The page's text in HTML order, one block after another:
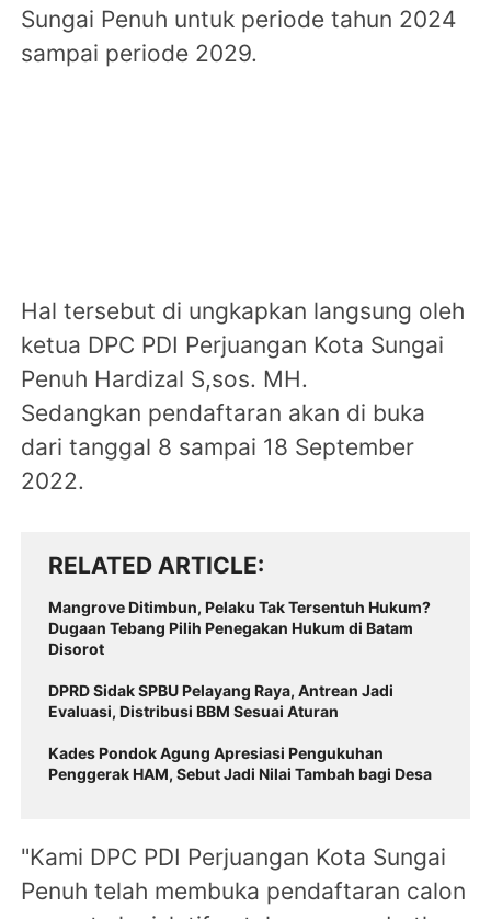
Sungai Penuh untuk periode tahun 2024
sampai periode 2029.
Hal tersebut di ungkapkan langsung oleh
ketua DPC PDI Perjuangan Kota Sungai
Penuh Hardizal S,sos. MH.
Sedangkan pendaftaran akan di buka
dari tanggal 8 sampai 18 September
2022.
RELATED ARTICLE
Mangrove Ditimbun, Pelaku Tak Tersentuh Hukum?
Dugaan Tebang Pilih Penegakan Hukum di Batam
Disorot
DPRD Sidak SPBU Pelayang Raya, Antrean Jadi
Evaluasi, Distribusi BBM Sesuai Aturan
Kades Pondok Agung Apresiasi Pengukuhan
Penggerak HAM, Sebut Jadi Nilai Tambah bagi Desa
"Kami DPC PDI Perjuangan Kota Sungai
Penuh telah membuka pendaftaran calon